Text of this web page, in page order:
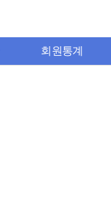
회원통계